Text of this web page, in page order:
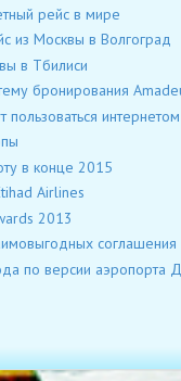
рейс в мире
из Москвы в Волгоград
в Тбилиси
бронирования
интернетом
в конце 2015
Airlines
2013
соглашения
по версии